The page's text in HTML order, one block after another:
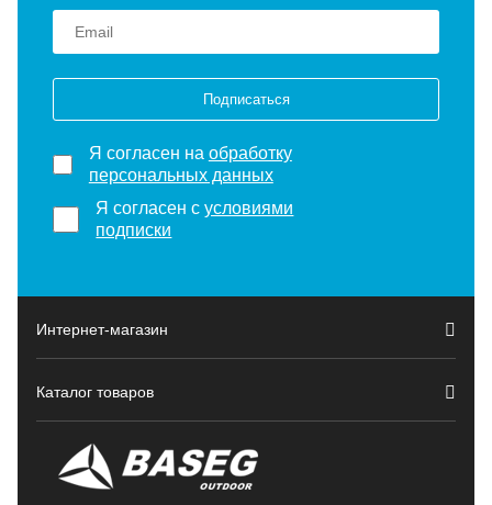
Подписаться
Я согласен на обработку
персональных данных
Я согласен сусловиями
подписки
Интернет-магазин
Каталог товаров